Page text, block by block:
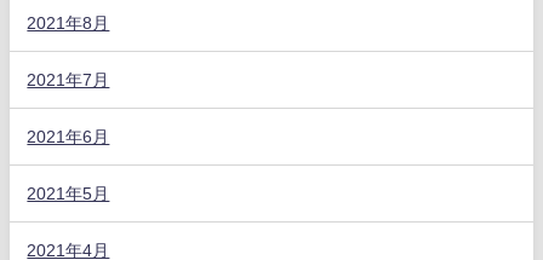
2021年8月
2021年7月
2021年6月
2021年5月
2021年4月